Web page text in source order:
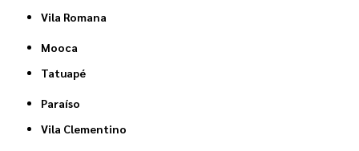
Vila Romana
Mooca
Tatuapé
Paraíso
Vila Clementino